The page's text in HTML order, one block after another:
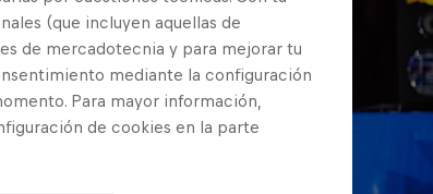
(que incluyen aquellas de
de mercadotecnia y para mejorar tu
mediante la configuración
Para mayor información,
de cookies en la parte